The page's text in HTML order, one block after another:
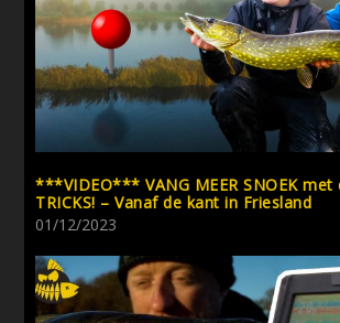
***VIDEO*** VANG MEER SNOEK met
TRICKS! – Vanaf de kant in Friesland
01/12/2023